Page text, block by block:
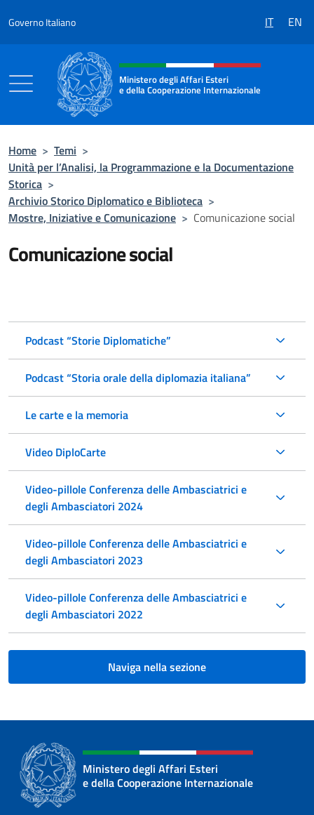
Governo Italiano IT EN
Intestazione sito, social e menù
Ministero degli Affari Esteri
e della Cooperazione Internazionale
Home > Temi >
Unità per l’Analisi, la Programmazione e la Documentazione
Storica >
Archivio Storico Diplomatico e Biblioteca >
Mostre, Iniziative e Comunicazione > Comunicazione social
Comunicazione social
Podcast “Storie Diplomatiche”
Podcast “Storia orale della diplomazia italiana”
Le carte e la memoria
Video DiploCarte
Video-pillole Conferenza delle Ambasciatrici e
degli Ambasciatori 2024
Video-pillole Conferenza delle Ambasciatrici e
degli Ambasciatori 2023
Video-pillole Conferenza delle Ambasciatrici e
degli Ambasciatori 2022
Naviga nella sezione
Ministero degli Affari Esteri
e della Cooperazione Internazionale